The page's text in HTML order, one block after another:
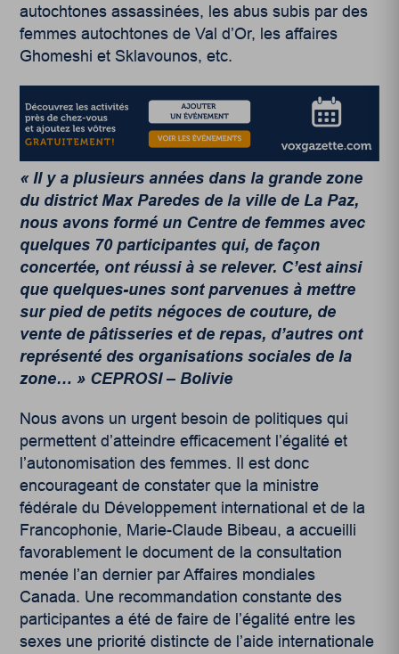
autochtones assassinées, les abus subis par des
femmes autochtones de Val d’Or, les affaires
Ghomeshi et Sklavounos, etc.
« Il y a plusieurs années dans la grande zone
du district Max Paredes de la ville de La Paz,
nous avons formé un Centre de femmes avec
quelques 70 participantes qui, de façon
concertée, ont réussi à se relever. C’est ainsi
que quelques-unes sont parvenues à mettre
sur pied de petits négoces de couture, de
vente de pâtisseries et de repas, d’autres ont
représenté des organisations sociales de la
zone… » CEPROSI – Bolivie
Nous avons un urgent besoin de politiques qui
permettent d’atteindre efficacement l’égalité et
l’autonomisation des femmes. Il est donc
encourageant de constater que la ministre
fédérale du Développement international et de la
Francophonie, Marie-Claude Bibeau, a accueilli
favorablement le document de la consultation
menée l’an dernier par Affaires mondiales
Canada. Une recommandation constante des
participantes a été de faire de l’égalité entre les
sexes une priorité distincte de l’aide internationale